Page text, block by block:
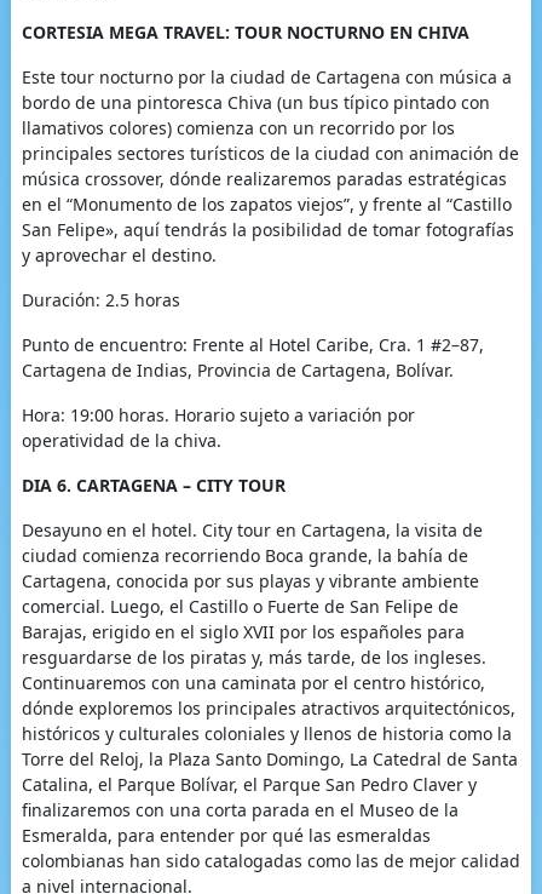
CORTESIA MEGA TRAVEL: TOUR NOCTURNO EN CHIVA
Este tour nocturno por la ciudad de Cartagena con música a
bordo de una pintoresca Chiva (un bus típico pintado con
llamativos colores) comienza con un recorrido por los
principales sectores turísticos de la ciudad con animación de
música crossover, dónde realizaremos paradas estratégicas
en el “Monumento de los zapatos viejos”, y frente al “Castillo
San Felipe», aquí tendrás la posibilidad de tomar fotografías
y aprovechar el destino.
Duración: 2.5 horas
Punto de encuentro: Frente al Hotel Caribe, Cra. 1 #2–87,
Cartagena de Indias, Provincia de Cartagena, Bolívar.
Hora: 19:00 horas. Horario sujeto a variación por
operatividad de la chiva.
DIA 6. CARTAGENA – CITY TOUR
Desayuno en el hotel. City tour en Cartagena, la visita de
ciudad comienza recorriendo Boca grande, la bahía de
Cartagena, conocida por sus playas y vibrante ambiente
comercial. Luego, el Castillo o Fuerte de San Felipe de
Barajas, erigido en el siglo XVII por los españoles para
resguardarse de los piratas y, más tarde, de los ingleses.
Continuaremos con una caminata por el centro histórico,
dónde exploremos los principales atractivos arquitectónicos,
históricos y culturales coloniales y llenos de historia como la
Torre del Reloj, la Plaza Santo Domingo, La Catedral de Santa
Catalina, el Parque Bolívar, el Parque San Pedro Claver y
finalizaremos con una corta parada en el Museo de la
Esmeralda, para entender por qué las esmeraldas
colombianas han sido catalogadas como las de mejor calidad
a nivel internacional.